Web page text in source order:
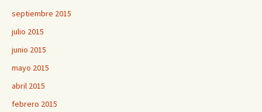
septiembre 2015
julio 2015
junio 2015
mayo 2015
abril 2015
febrero 2015